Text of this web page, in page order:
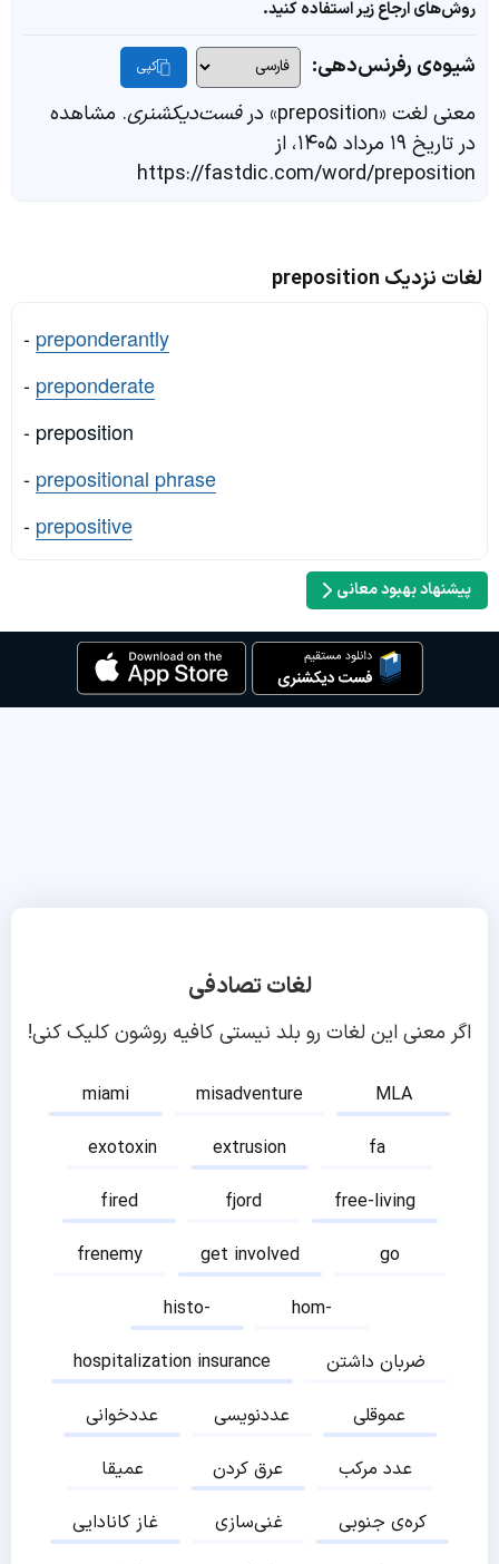
روش‌های ارجاع زیر استفاده کنید.
شیوه‌ی رفرنس‌دهی: کپی
معنی لغت «preposition» در فست‌دیکشنری. مشاهده
در تاریخ ۱۹ مرداد ۱۴۰۵، از
https://fastdic.com/word/preposition
لغات نزدیک preposition
- preponderantly
- preponderate
- preposition
- prepositional phrase
- prepositive
پیشنهاد بهبود معانی
لغات تصادفی
اگر معنی این لغات رو بلد نیستی کافیه روشون کلیک کنی!
miami misadventure
MLA
exotoxin
extrusion
fa
fired
fjord
free-living
frenemy
get involved
go
histo-
hom-
hospitalization insurance
ضربان داشتن
عددخوانی
عددنویسی
عموقلی
عمیقا
عرق کردن
عدد مرکب
غاز کانادایی
غنی‌سازی
کره‌ی جنوبی